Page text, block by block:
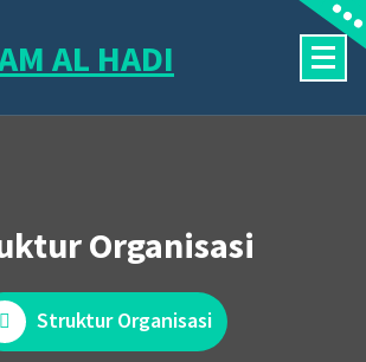
Organisasi
Struktur Organisasi